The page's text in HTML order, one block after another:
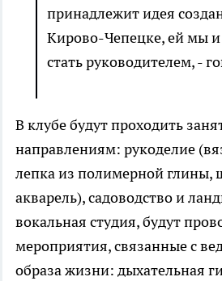
принадлежит идея
Кирово-Чепецке, ей мы
стать руководителем, -
В клубе будут проходить
направлениям: рукоделие
лепка из полимерной глины,
акварель), садоводство и
вокальная студия, будут
мероприятия, связанные с
образа жизни: дыхательная